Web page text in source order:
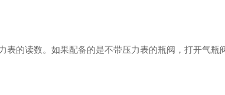
表的读数。如果配备的是不带压力表的瓶阀，打开气瓶